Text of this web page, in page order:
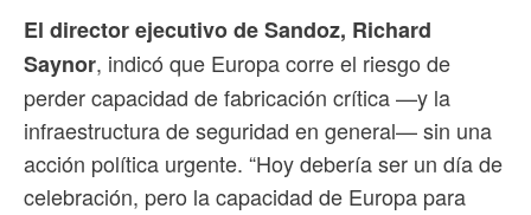
El director ejecutivo de Sandoz, Richard
Saynor, indicó que Europa corre el riesgo de
perder capacidad de fabricación crítica —y la
infraestructura de seguridad en general— sin una
acción política urgente. “Hoy debería ser un día de
celebración, pero la capacidad de Europa para